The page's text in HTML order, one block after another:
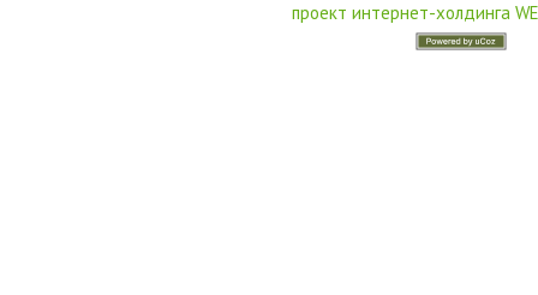
проект интернет-холдинга